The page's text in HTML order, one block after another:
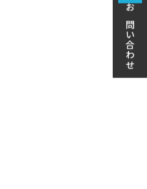
お問い合わせ